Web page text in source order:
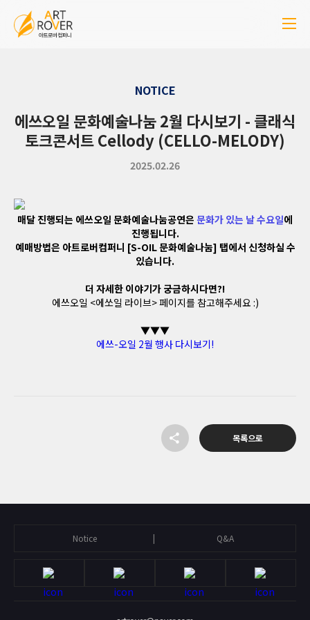
NOTICE
에쓰오일 문화예술나눔 2월 다시보기 - 클래식
토크콘서트 Cellody (CELLO-MELODY)
2025.02.26
매달 진행되는 에쓰오일 문화예술나눔공연은 문화가 있는 날 수요일에
진행됩니다.
예매방법은 아트로버컴퍼니 [S-OIL 문화예술나눔] 탭에서 신청하실 수
있습니다.
더 자세한 이야기가 궁금하시다면?!
에쓰오일 <에쏘일 라이브> 페이지를 참고해주세요 :)
▼▼▼
에쓰-오일 2월 행사 다시보기!
목록으로
Notice Q&A